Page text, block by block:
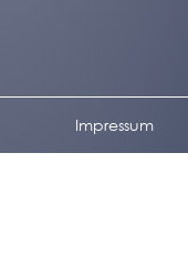
Impressum